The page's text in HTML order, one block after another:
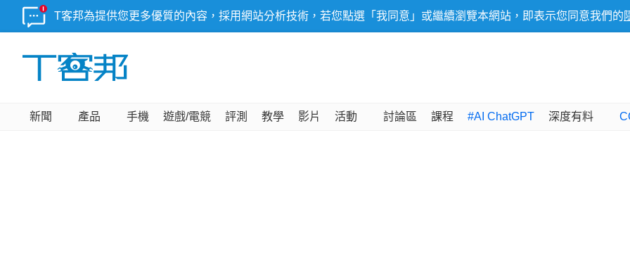
T客邦為提供您更多優質的內容，採用網站分析技術，若您點選「我同意」或繼續瀏覽本網站，即表示您同意我們的
新聞 產品 手機 遊戲/電競 評測 教學 影片 活動 討論區 課程 #AI ChatGPT 深度有料